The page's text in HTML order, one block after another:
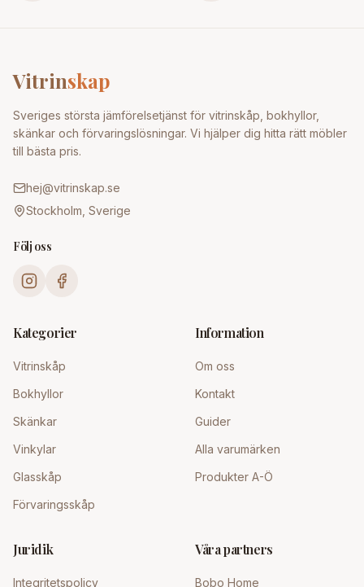
Vitrinskap
Sveriges största jämförelsetjänst för vitrinskåp, bokhyllor,
skänkar och förvaringslösningar. Vi hjälper dig hitta rätt möbler
till bästa pris.
hej@vitrinskap.se
Stockholm, Sverige
Följ oss
Kategorier
Vitrinskåp
Bokhyllor
Skänkar
Vinkylar
Glasskåp
Förvaringsskåp
Information
Om oss
Kontakt
Guider
Alla varumärken
Produkter A-Ö
Juridik
Integritetspolicy
Våra partners
Bobo Home